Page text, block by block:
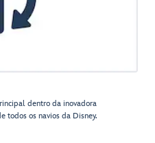
dentro da inovadora
todos os navios da Disney.